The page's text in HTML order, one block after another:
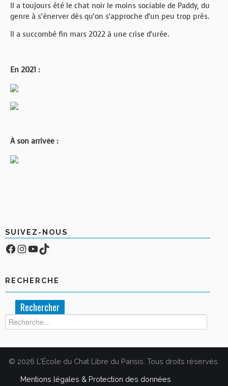
Il a toujours été le chat noir le moins sociable de Paddy, du
genre à s’énerver dès qu’on s’approche d’un peu trop près.
Il a succombé fin mars 2022 à une crise d’urée.
En 2021 :
À son arrivée :
SUIVEZ-NOUS
Facebook
Compte Instagram
YouTube
TikTok
RECHERCHE
Rechercher :
© 2026 L'École du Chat Libre du Parisis. Tous droits réservés.
Mentions légales & Protection des données